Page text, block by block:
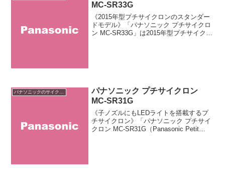
MC-SR33G
《2015年型プチサイクロンのスタンダー
ドモデル》「パナソニック プチサイクロ
ン MC-SR33G」は2015年型プチサイクロ
パナソニック プチサイクロン
MC-SR31G
《子ノズルにもLEDライトを搭載するプ
チサイクロン》「パナソニック プチサイ
クロン MC-SR31G（Panasonic Petit